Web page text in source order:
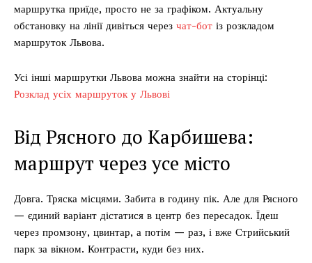
маршрутка приїде, просто не за графіком. Актуальну
обстановку на лінії дивіться через чат-бот із розкладом
маршруток Львова.
Усі інші маршрутки Львова можна знайти на сторінці:
Розклад усіх маршруток у Львові
Від Рясного до Карбишева:
маршрут через усе місто
Довга. Тряска місцями. Забита в годину пік. Але для Рясного
— єдиний варіант дістатися в центр без пересадок. Їдеш
через промзону, цвинтар, а потім — раз, і вже Стрийський
парк за вікном. Контрасти, куди без них.